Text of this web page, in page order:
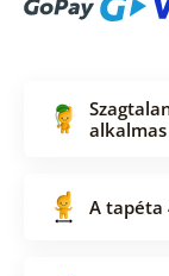
alkalmas
A tapéta